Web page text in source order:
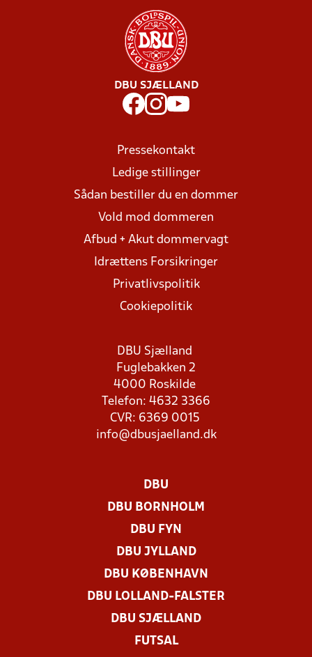
DBU SJÆLLAND
Pressekontakt
Ledige stillinger
Sådan bestiller du en dommer
Vold mod dommeren
Afbud + Akut dommervagt
Idrættens Forsikringer
Privatlivspolitik
Cookiepolitik
DBU Sjælland
Fuglebakken 2
4000 Roskilde
Telefon: 4632 3366
CVR: 6369 0015
info@dbusjaelland.dk
DBU
DBU BORNHOLM
DBU FYN
DBU JYLLAND
DBU KØBENHAVN
DBU LOLLAND-FALSTER
DBU SJÆLLAND
FUTSAL